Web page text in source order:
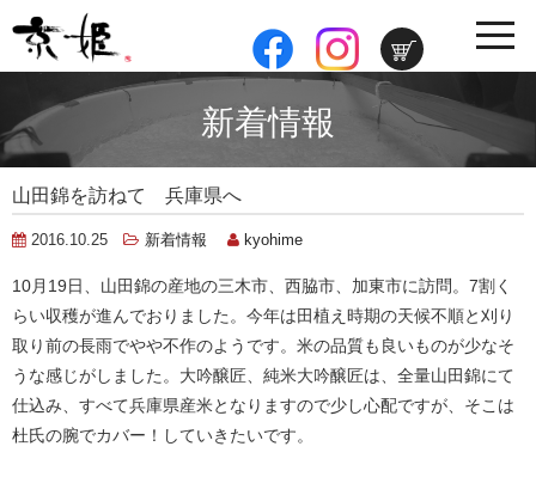
toggle
新着情報
山田錦を訪ねて 兵庫県へ
2016.10.25 新着情報 kyohime
10月19日、山田錦の産地の三木市、西脇市、加東市に訪問。7割く
らい収穫が進んでおりました。今年は田植え時期の天候不順と刈り
取り前の長雨でやや不作のようです。米の品質も良いものが少なそ
うな感じがしました。大吟醸匠、純米大吟醸匠は、全量山田錦にて
仕込み、すべて兵庫県産米となりますので少し心配ですが、そこは
杜氏の腕でカバー！していきたいです。